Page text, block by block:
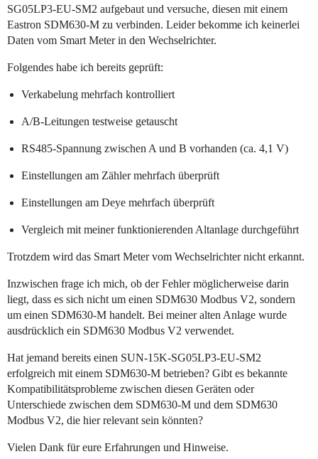
SG05LP3-EU-SM2 aufgebaut und versuche, diesen mit einem
Eastron SDM630-M zu verbinden. Leider bekomme ich keinerlei
Daten vom Smart Meter in den Wechselrichter.
Folgendes habe ich bereits geprüft:
Verkabelung mehrfach kontrolliert
A/B-Leitungen testweise getauscht
RS485-Spannung zwischen A und B vorhanden (ca. 4,1 V)
Einstellungen am Zähler mehrfach überprüft
Einstellungen am Deye mehrfach überprüft
Vergleich mit meiner funktionierenden Altanlage durchgeführt
Trotzdem wird das Smart Meter vom Wechselrichter nicht erkannt.
Inzwischen frage ich mich, ob der Fehler möglicherweise darin
liegt, dass es sich nicht um einen SDM630 Modbus V2, sondern
um einen SDM630-M handelt. Bei meiner alten Anlage wurde
ausdrücklich ein SDM630 Modbus V2 verwendet.
Hat jemand bereits einen SUN-15K-SG05LP3-EU-SM2
erfolgreich mit einem SDM630-M betrieben? Gibt es bekannte
Kompatibilitätsprobleme zwischen diesen Geräten oder
Unterschiede zwischen dem SDM630-M und dem SDM630
Modbus V2, die hier relevant sein könnten?
Vielen Dank für eure Erfahrungen und Hinweise.